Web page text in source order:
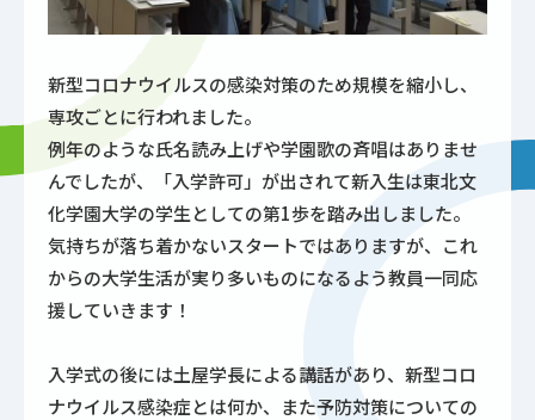
新型コロナウイルスの感染対策のため規模を縮小し、
専攻ごとに行われました。
例年のような氏名読み上げや学園歌の斉唱はありませ
んでしたが、「入学許可」が出されて新入生は東北文
化学園大学の学生としての第1歩を踏み出しました。
気持ちが落ち着かないスタートではありますが、これ
からの大学生活が実り多いものになるよう教員一同応
援していきます！
入学式の後には土屋学長による講話があり、新型コロ
ナウイルス感染症とは何か、また予防対策についての